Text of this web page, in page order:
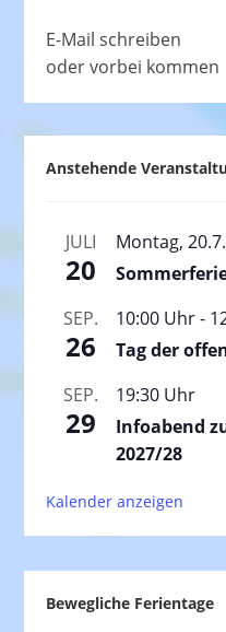
E-Mail schreiben
oder vorbei kommen
Anstehende
JULI
20
Montag, 20.7.
SEP.
26
10:00 Uhr-
Tag der
SEP.
29
19:30 Uhr
Infoabend
2027/28
Kalender anzeigen
Bewegliche Ferientage